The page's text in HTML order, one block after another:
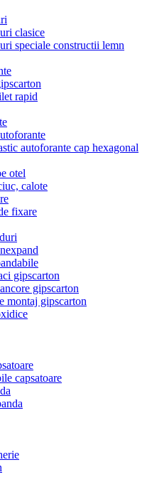
clasice
speciale constructii lemn
rapid
autoforante cap hexagonal
otel
calote
fixare
gipscarton
gipscarton
montaj gipscarton
capsatoare